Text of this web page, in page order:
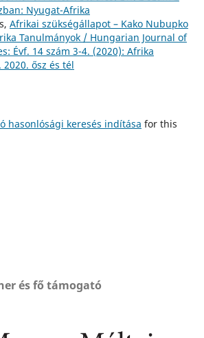
Nyugat-Afrika
Afrikai szükségállapot – Kako Nubupko
Tanulmányok / Hungarian Journal of
Évf. 14 szám 3-4. (2020): Afrika
ősz és tél
hasonlósági keresés indítása for this
és fő támogató